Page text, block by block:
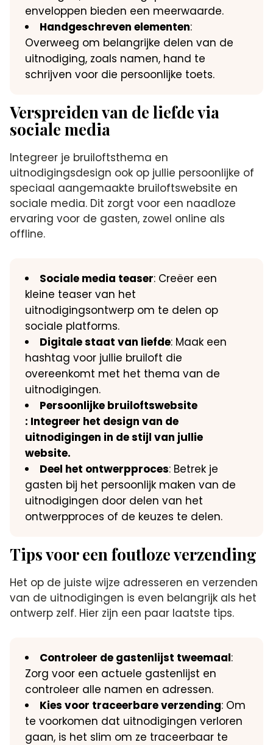
enveloppen bieden een meerwaarde.
Handgeschreven elementen:
Overweeg om belangrijke delen van de
uitnodiging, zoals namen, hand te
schrijven voor die persoonlijke toets.
Verspreiden van de liefde via
sociale media
Integreer je bruiloftsthema en
uitnodigingsdesign ook op jullie persoonlijke of
speciaal aangemaakte bruiloftswebsite en
sociale media. Dit zorgt voor een naadloze
ervaring voor de gasten, zowel online als
offline.
Sociale media teaser: Creëer een
kleine teaser van het
uitnodigingsontwerp om te delen op
sociale platforms.
Digitale staat van liefde: Maak een
hashtag voor jullie bruiloft die
overeenkomt met het thema van de
uitnodigingen.
Persoonlijke bruiloftswebsite
: Integreer het design van de
uitnodigingen in de stijl van jullie
website.
Deel het ontwerpproces: Betrek je
gasten bij het persoonlijk maken van de
uitnodigingen door delen van het
ontwerpproces of de keuzes te delen.
Tips voor een foutloze verzending
Het op de juiste wijze adresseren en verzenden
van de uitnodigingen is even belangrijk als het
ontwerp zelf. Hier zijn een paar laatste tips.
Controleer de gastenlijst tweemaal:
Zorg voor een actuele gastenlijst en
controleer alle namen en adressen.
Kies voor traceerbare verzending: Om
te voorkomen dat uitnodigingen verloren
gaan, is het slim om ze traceerbaar te